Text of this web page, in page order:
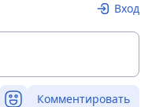
Вход
Комментировать